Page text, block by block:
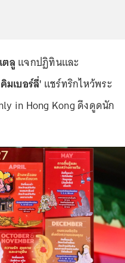
ตลู แจกปฏิทินและ
เบอร์ลี่' แชร์ทริกไหว้พระ
in Hong Kong ดึงดูดนัก